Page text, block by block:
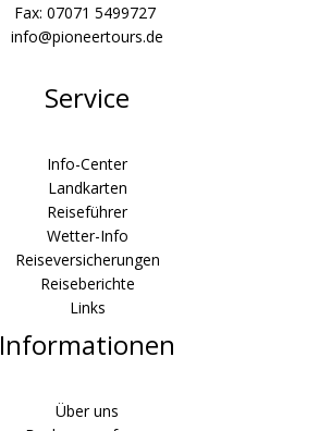
Fax: 07071 5499727
info@pioneertours.de
Service
Info-Center
Landkarten
Reiseführer
Wetter-Info
Reiseversicherungen
Reiseberichte
Links
Informationen
Über uns